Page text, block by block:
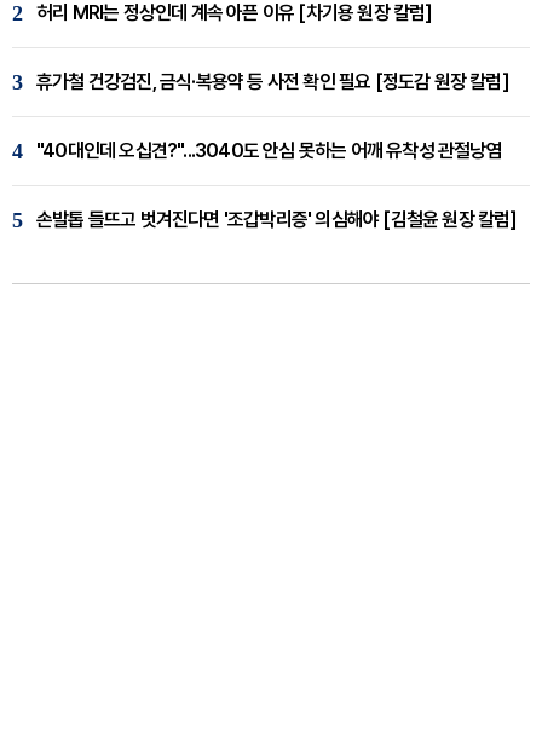
2 허리 MRI는 정상인데 계속 아픈 이유 [차기용 원장 칼럼]
3 휴가철 건강검진, 금식·복용약 등 사전 확인 필요 [정도감 원장 칼럼]
4 "40대인데 오십견?"...3040도 안심 못하는 어깨 유착성 관절낭염
5 손발톱 들뜨고 벗겨진다면 '조갑박리증' 의심해야 [김철윤 원장 칼럼]